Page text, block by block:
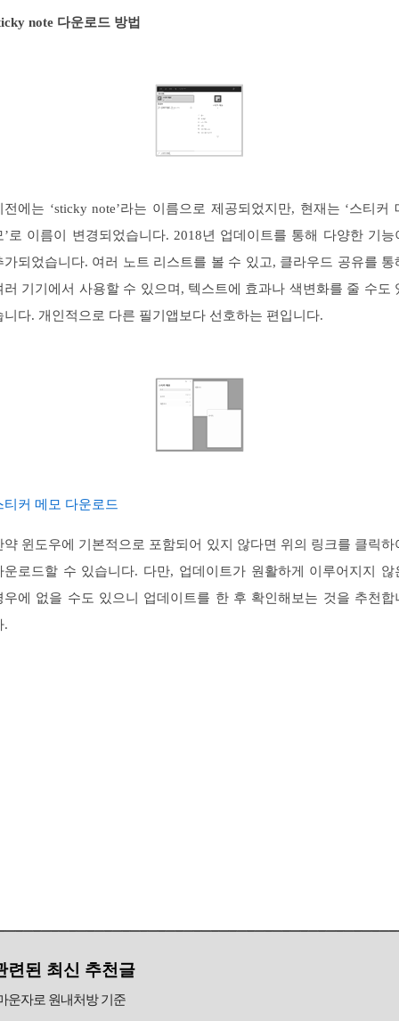
note 다운로드 방법
전에는 ‘sticky note’라는 이름으로 제공되었지만, 현재는 ‘스티커
’로 이름이 변경되었습니다. 2018년 업데이트를 통해 다양한 기능
가되었습니다. 여러 노트 리스트를 볼 수 있고, 클라우드 공유를 통
러 기기에서 사용할 수 있으며, 텍스트에 효과나 색변화를 줄 수도
니다. 개인적으로 다른 필기앱보다 선호하는 편입니다.
티커 메모 다운로드
약 윈도우에 기본적으로 포함되어 있지 않다면 위의 링크를 클릭하
운로드할 수 있습니다. 다만, 업데이트가 원활하게 이루어지지 않
우에 없을 수도 있으니 업데이트를 한 후 확인해보는 것을 추천합
.
련된 최신 추천글
운자로 원내처방 기준